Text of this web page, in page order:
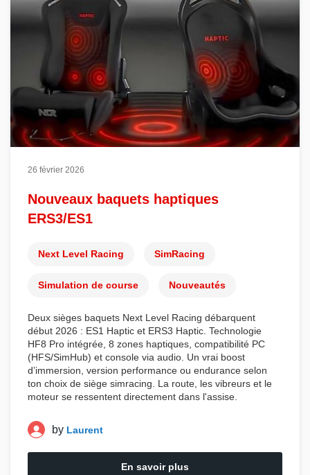
26 février 2026
Nouveaux baquets haptiques
ERS3/ES1
Next Level Racing SimRacing
Simulation de course Nouveautés
Deux sièges baquets Next Level Racing débarquent
début 2026 : ES1 Haptic et ERS3 Haptic . Technologie
HF8 Pro intégrée, 8 zones haptiques, compatibilité PC
(HFS/SimHub) et console via audio. Un vrai boost
d’immersion, version performance ou endurance selon
ton choix de siège simracing . La route, les vibreurs et le
moteur se ressentent directement dans l'assise.
by Laurent
En savoir plus